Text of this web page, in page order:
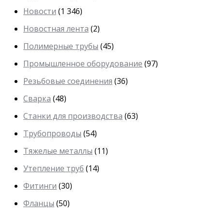
Новости (1 346)
Новостная лента (2)
Полимерные трубы (45)
Промышленное оборудование (97)
Резьбовые соединения (36)
Сварка (48)
Станки для производства (63)
Трубопроводы (54)
Тяжелые металлы (11)
Утепление труб (14)
Фитинги (30)
Фланцы (50)